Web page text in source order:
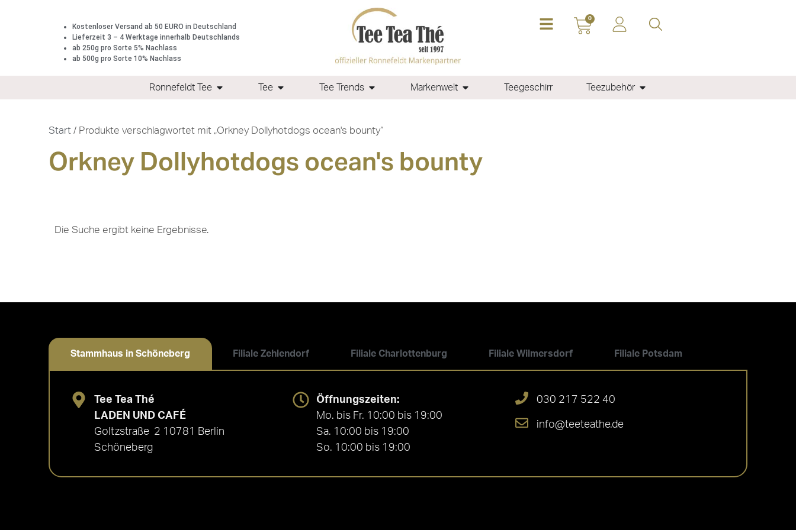
Kostenloser Versand ab 50 EURO in Deutschland
Lieferzeit 3 – 4 Werktage innerhalb Deutschlands
ab 250g pro Sorte 5% Nachlass
ab 500g pro Sorte 10% Nachlass
0
Ronnefeldt Tee Tee Tee Trends Markenwelt Teegeschirr Teezubehör
Start / Produkte verschlagwortet mit „Orkney Dollyhotdogs ocean's bounty“
Orkney Dollyhotdogs ocean's bounty
Die Suche ergibt keine Ergebnisse.
Stammhaus in Schöneberg Filiale Zehlendorf Filiale Charlottenburg Filiale Wilmersdorf Filiale Potsdam
Tee Tea Thé
LADEN UND CAFÉ
Goltzstraße 2 10781 Berlin
Schöneberg
Öffnungszeiten:
Mo. bis Fr. 10:00 bis 19:00
Sa. 10:00 bis 19:00
So. 10:00 bis 19:00
030 217 522 40
info@teeteathe.de